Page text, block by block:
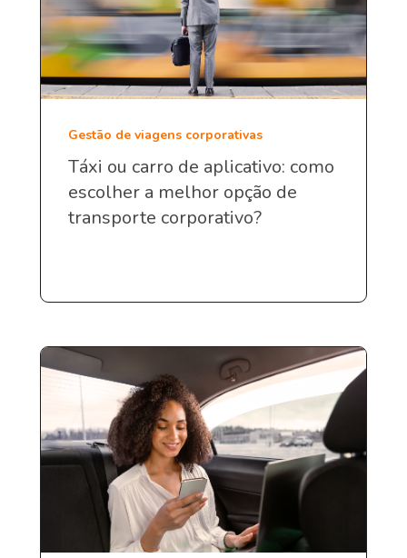
Gestão de viagens corporativas
Táxi ou carro de aplicativo: como
escolher a melhor opção de
transporte corporativo?